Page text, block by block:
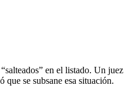
en el listado. Un juez
se subsane esa situación.